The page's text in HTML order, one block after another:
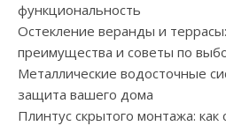
функциональность
Остекление веранды и
преимущества и советы по
Металлические водосточные
защита вашего дома
Плинтус скрытого монтажа: